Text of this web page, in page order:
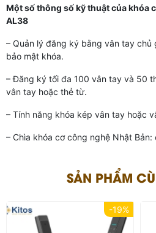
Một số thông số kỹ thuật của khóa
AL38
– Quản lý đăng ký bằng vân tay chủ
bảo mật khóa.
– Đăng ký tối đa 100 vân tay và 50
vân tay hoặc thẻ từ.
– Tính năng khóa kép vân tay hoặc
– Chìa khóa cơ công nghệ Nhật
SẢN PHẨM
-19%